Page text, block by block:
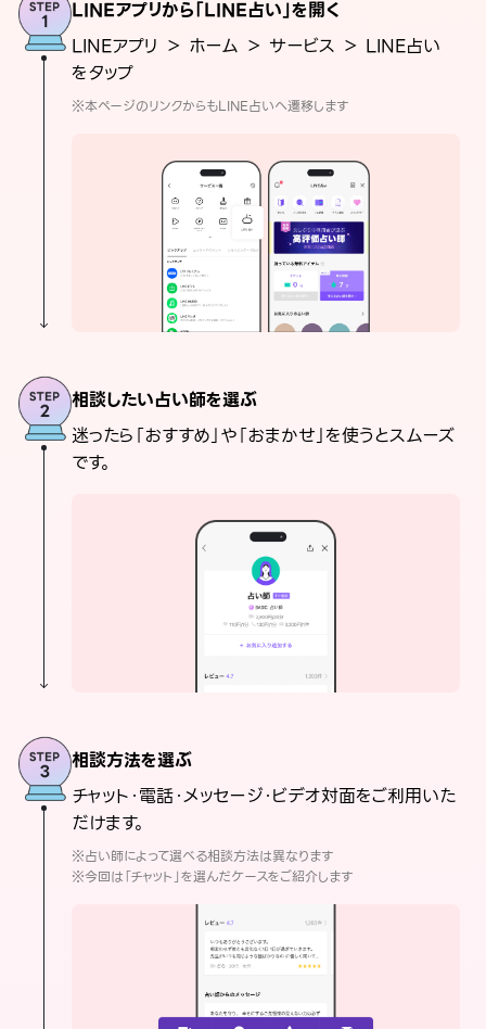
LINEアプリから「LINE占い」を開く
LINEアプリ ＞ ホーム ＞ サービス ＞ LINE占い
をタップ
※本ページのリンクからもLINE占いへ遷移します
相談したい占い師を選ぶ
迷ったら「おすすめ」や「おまかせ」を使うとスムーズ
です。
相談方法を選ぶ
チャット・電話・メッセージ・ビデオ対面をご利用いた
だけます。
※占い師によって選べる相談方法は異なります
※今回は「チャット」を選んだケースをご紹介します